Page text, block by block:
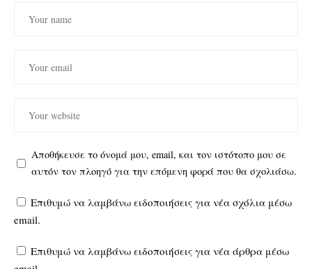
Αποθήκευσε το όνομά μου, email, και τον ιστότοπο μου σε
αυτόν τον πλοηγό για την επόμενη φορά που θα σχολιάσω.
Επιθυμώ να λαμβάνω ειδοποιήσεις για νέα σχόλια μέσω
email.
Επιθυμώ να λαμβάνω ειδοποιήσεις για νέα άρθρα μέσω